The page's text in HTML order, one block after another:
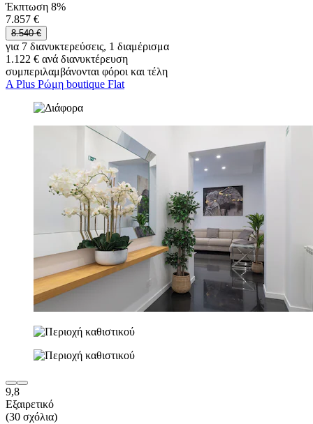
Έκπτωση 8%
7.857 €
8.540 €
για 7 διανυκτερεύσεις, 1 διαμέρισμα
1.122 € ανά διανυκτέρευση
συμπεριλαμβάνονται φόροι και τέλη
A Plus Ρώμη boutique Flat
9,8
Εξαιρετικό
(30 σχόλια)